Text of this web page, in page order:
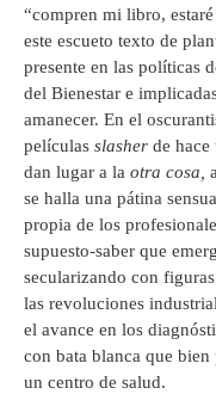
“compren mi libro,
este escueto texto de
presente en las políticas
del Bienestar e
amanecer. En el
películas slasher de hace
dan lugar a la otra cosa,
se halla una pátina
propia de los
supuesto-saber que
secularizando con
las revoluciones
el avance en los
con bata blanca que
un centro de salud.